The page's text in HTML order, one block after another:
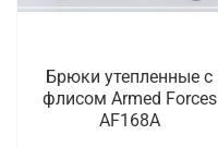
Брюки утепленные с
флисом Armed Forces
AF168A